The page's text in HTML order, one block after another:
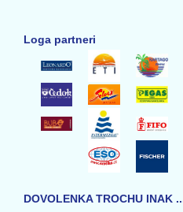
Loga partneri
DOVOLENKA TROCHU